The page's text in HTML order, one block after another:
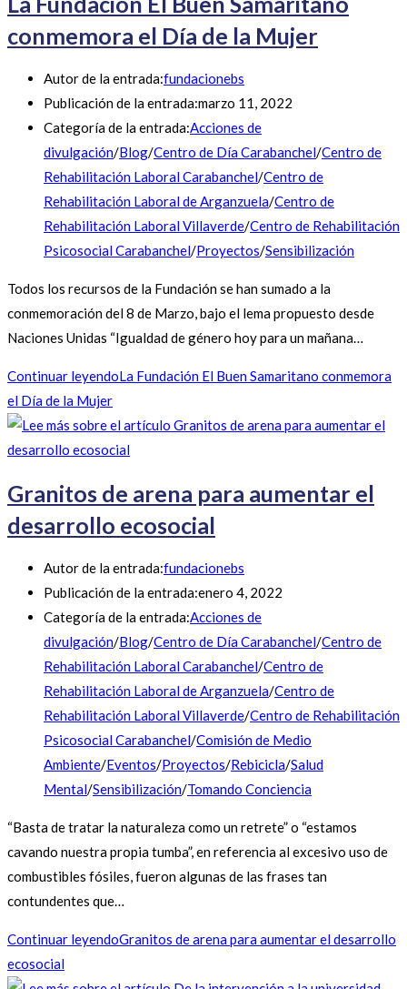
conmemora el Día de la Mujer
Autor de la entrada:fundacionebs
Publicación de la entrada:marzo 11, 2022
Categoría de la entrada:Acciones de
divulgación/Blog/Centro de Día Carabanchel/Centro de
Rehabilitación Laboral Carabanchel/Centro de
Rehabilitación Laboral de Arganzuela/Centro de
Rehabilitación Laboral Villaverde/Centro de Rehabilitación
Psicosocial Carabanchel/Proyectos/Sensibilización
Todos los recursos de la Fundación se han sumado a la
conmemoración del 8 de Marzo, bajo el lema propuesto desde
Naciones Unidas “Igualdad de género hoy para un mañana…
Continuar leyendoLa Fundación El Buen Samaritano conmemora
el Día de la Mujer
Granitos de arena para aumentar el
desarrollo ecosocial
Autor de la entrada:fundacionebs
Publicación de la entrada:enero 4, 2022
Categoría de la entrada:Acciones de
divulgación/Blog/Centro de Día Carabanchel/Centro de
Rehabilitación Laboral Carabanchel/Centro de
Rehabilitación Laboral de Arganzuela/Centro de
Rehabilitación Laboral Villaverde/Centro de Rehabilitación
Psicosocial Carabanchel/Comisión de Medio
Ambiente/Eventos/Proyectos/Rebicicla/Salud
Mental/Sensibilización/Tomando Conciencia
“Basta de tratar la naturaleza como un retrete” o “estamos
cavando nuestra propia tumba”, en referencia al excesivo uso de
combustibles fósiles, fueron algunas de las frases tan
contundentes que…
Continuar leyendoGranitos de arena para aumentar el desarrollo
ecosocial